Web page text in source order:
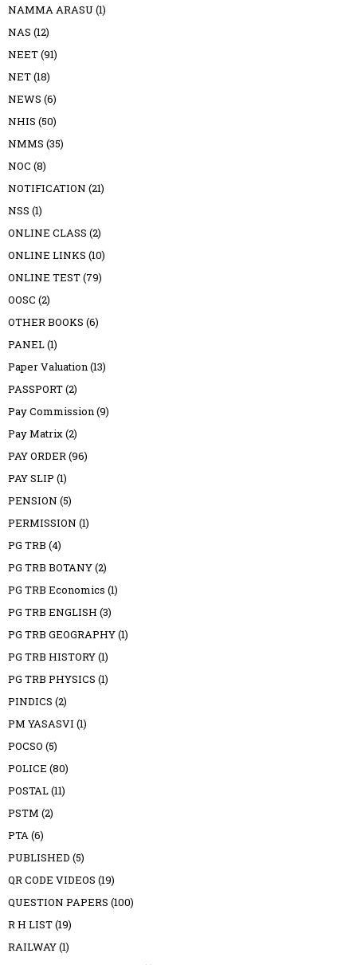
NAMMA ARASU (1)
NAS (12)
NEET(91)
NET(18)
NEWS (6)
NHIS (50)
NMMS (35)
NOC (8)
NOTIFICATION (21)
NSS (1)
ONLINE CLASS (2)
ONLINE LINKS (10)
ONLINE TEST(79)
OOSC (2)
OTHER BOOKS (6)
PANEL(1)
Paper Valuation(13)
PASSPORT(2)
Pay Commission(9)
Pay Matrix(2)
PAY ORDER(96)
PAY SLIP (1)
PENSION (5)
PERMISSION (1)
PG TRB (4)
PG TRB BOTANY(2)
PG TRB Economics (1)
PG TRB ENGLISH (3)
PG TRB GEOGRAPHY(1)
PG TRB HISTORY(1)
PG TRB PHYSICS (1)
PINDICS (2)
PM YASASVI (1)
POCSO (5)
POLICE (80)
POSTAL(11)
PSTM (2)
PTA(6)
PUBLISHED (5)
QR CODE VIDEOS (19)
QUESTION PAPERS (100)
R H LIST(19)
RAILWAY(1)